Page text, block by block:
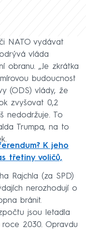
NATO vydávat
vláda
obranu. „Je zkrátka
budoucnost
(ODS) vlády, že
zvyšovat 0,2
nedodržuje. To
Trumpa, na to
K jeho
třetiny voličů,
Rajchla (za SPD)
nerozhodují o
bránit.
jsou letadla
2030. Opravdu